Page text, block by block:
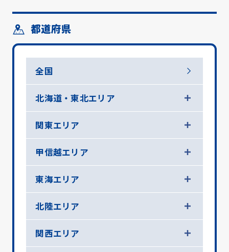
都道府県
全国
北海道・東北エリア
関東エリア
甲信越エリア
東海エリア
北陸エリア
関西エリア